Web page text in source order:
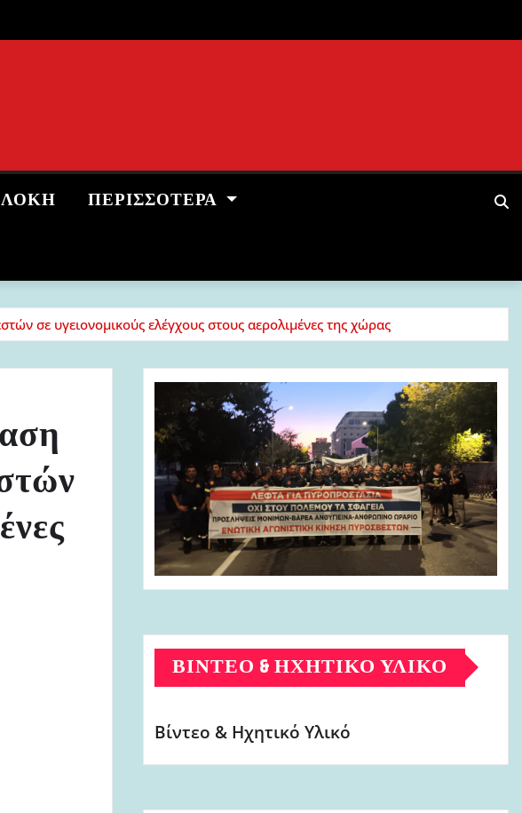
ΠΕΡΙΣΣΌΤΕΡΑ
σε υγειονομικούς ελέγχους στους αερολιμένες της χώρας
ΒΊΝΤΕΟ & ΗΧΗΤΙΚΌ ΥΛΙΚΌ
Βίντεο & Ηχητικό Υλικό